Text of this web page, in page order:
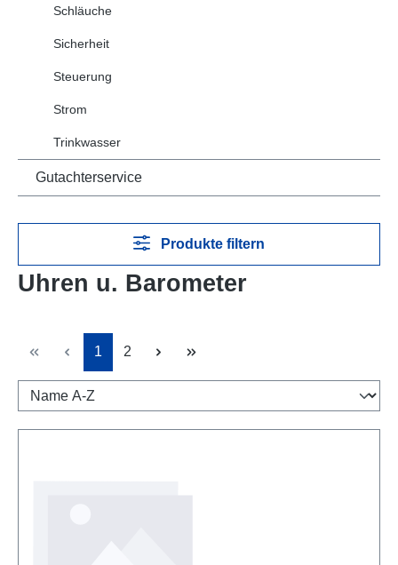
Schläuche
Sicherheit
Steuerung
Strom
Trinkwasser
Gutachterservice
Produkte filtern
Uhren u. Barometer
Seite
1 Seite
2